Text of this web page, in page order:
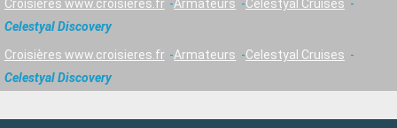
Croisières www.croisieres.fr Armateurs
Celestyal Cruises
Celestyal Discovery
Croisières www.croisieres.fr Armateurs
Celestyal Cruises
Celestyal Discovery